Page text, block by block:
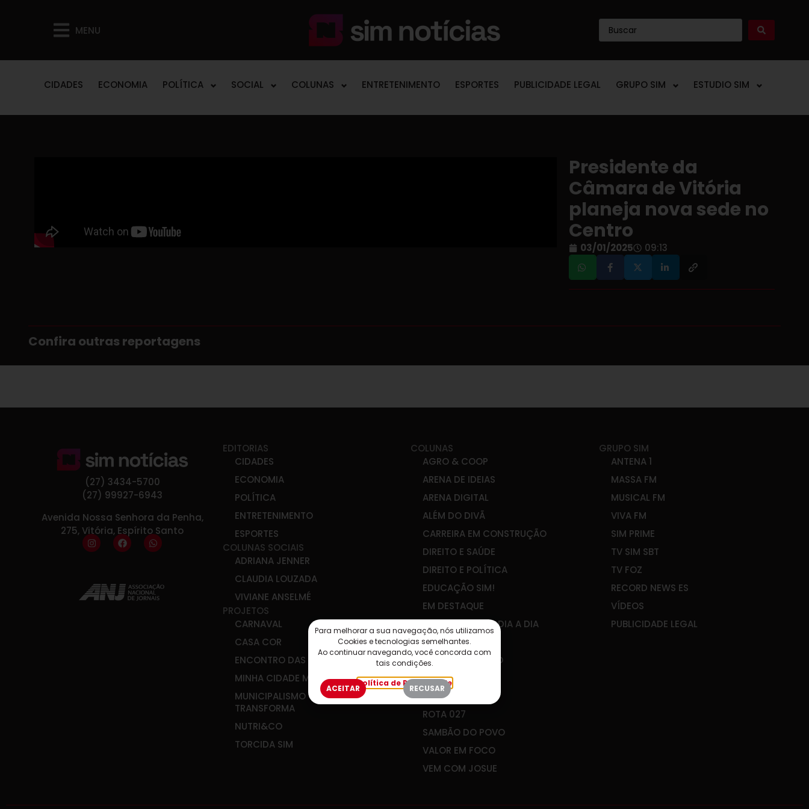
MENU
CIDADES ECONOMIA POLÍTICA SOCIAL COLUNAS ENTRETENIMENTO ESPORTES PUBLICIDADE LEGAL GRUPO SIM ESTUDIO SIM
Presidente da
Câmara de Vitória
planeja nova sede no
Centro
03/01/2025 09:13
Confira outras reportagens
(27) 3434-5700
(27) 99927-6943
Avenida Nossa Senhora da Penha,
275, Vitória, Espírito Santo
EDITORIAS
CIDADES
ECONOMIA
POLÍTICA
ENTRETENIMENTO
ESPORTES
COLUNAS SOCIAIS
ADRIANA JENNER
CLAUDIA LOUZADA
VIVIANE ANSELMÉ
PROJETOS
CARNAVAL
CASA COR
ENCONTRO DAS ÁGUAS
MINHA CIDADE MEU FUTURO
MUNICIPALISMO QUE
TRANSFORMA
NUTRI&CO
TORCIDA SIM
COLUNAS
AGRO & COOP
ARENA DE IDEIAS
ARENA DIGITAL
ALÉM DO DIVÃ
CARREIRA EM CONSTRUÇÃO
DIREITO E SAÚDE
DIREITO E POLÍTICA
EDUCAÇÃO SIM!
EM DESTAQUE
ENGENHARIA NO DIA A DIA
IBEF-ES
JOÃO GUALBERTO
PLANEJAR É VIVER
RADAR SOCIAL
ROTA 027
SAMBÃO DO POVO
VALOR EM FOCO
VEM COM JOSUE
GRUPO SIM
ANTENA 1
MASSA FM
MUSICAL FM
VIVA FM
SIM PRIME
TV SIM SBT
TV FOZ
RECORD NEWS ES
VÍDEOS
PUBLICIDADE LEGAL
Para melhorar a sua navegação, nós utilizamos
Cookies e tecnologias semelhantes.
Ao continuar navegando, você concorda com
tais condições.
Política de Privacidade
ACEITAR RECUSAR